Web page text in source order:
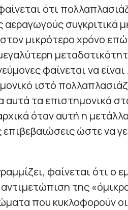
ότι
συγκριτικά
στον μικρότερο χρόνο
φαίνεται να
ιστό
αυτά τα επιστημονικά
όταν αυτή η
ώστε να
φαίνεται ότι ο
αντιμετώπιση της
που κυκλοφορούν